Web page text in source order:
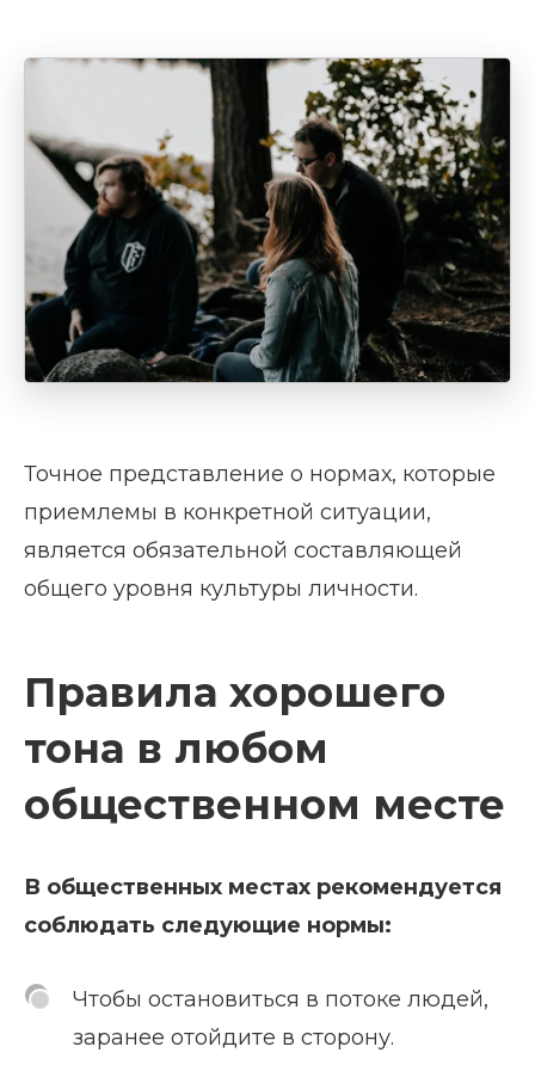
Точное представление о нормах, которые
приемлемы в конкретной ситуации,
является обязательной составляющей
общего уровня культуры личности.
Правила хорошего
тона в любом
общественном месте
В общественных местах рекомендуется
соблюдать следующие нормы:
Чтобы остановиться в потоке людей,
заранее отойдите в сторону.